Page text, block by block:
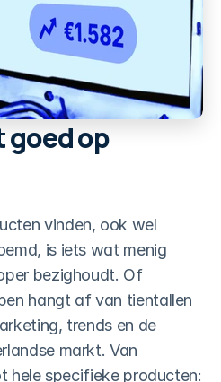
en meer
alles ->
oogopslag
op
is iets wat menig
bezighoudt. Of
hangt af van tientallen
trends en de
markt. Van
hele specifieke producten: